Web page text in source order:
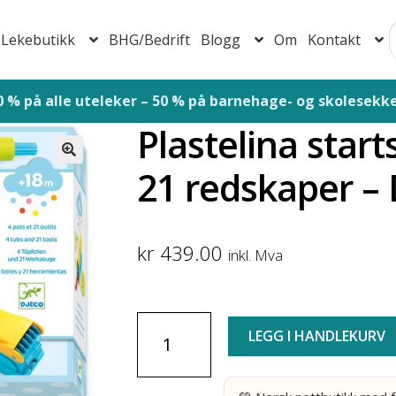
Lekebutikk BHG/Bedrift Blogg Om Kontakt
Baby 0-1 årBarnehageBarns utvikling
barnehager Foreldrepermisjon samleside Forespørsel
vår og sommer Handlekurv
– Inspirasjon for hjem, skole og barnehage
og hjelp for barn og foreldreTil kassen
🔍
Plastelina
21 redskaper –
kr439.00 inkl. Mva
startsett
LEGG I HANDLEKURV